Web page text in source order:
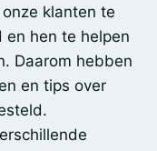
klanten te
en hen te helpen
Daarom hebben
en tips over